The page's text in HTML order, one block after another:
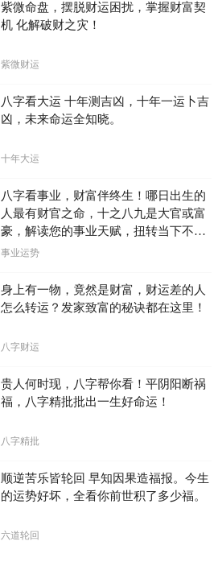
紫微命盘，摆脱财运困扰，掌握财富契
机 化解破财之灾！
紫微财运
八字看大运 十年测吉凶，十年一运卜吉
凶，未来命运全知晓。
十年大运
八字看事业，财富伴终生！哪日出生的
人最有财官之命，十之八九是大官或富
豪，解读您的事业天赋，扭转当下不利
困局！！
事业运势
身上有一物，竟然是财富，财运差的人
怎么转运？发家致富的秘诀都在这里！
八字财运
贵人何时现，八字帮你看！平阴阳断祸
福，八字精批批出一生好命运！
八字精批
顺逆苦乐皆轮回 早知因果造福报。今生
的运势好坏，全看你前世积了多少福。
六道轮回